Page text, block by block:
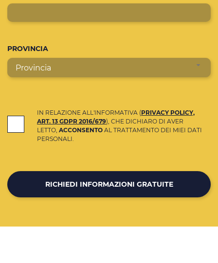
PROVINCIA
Provincia
IN RELAZIONE ALL'INFORMATIVA (PRIVACY POLICY,
ART. 13 GDPR 2016/679), CHE DICHIARO DI AVER
LETTO, ACCONSENTO AL TRATTAMENTO DEI MIEI DATI
PERSONALI.
RICHIEDI INFORMAZIONI GRATUITE